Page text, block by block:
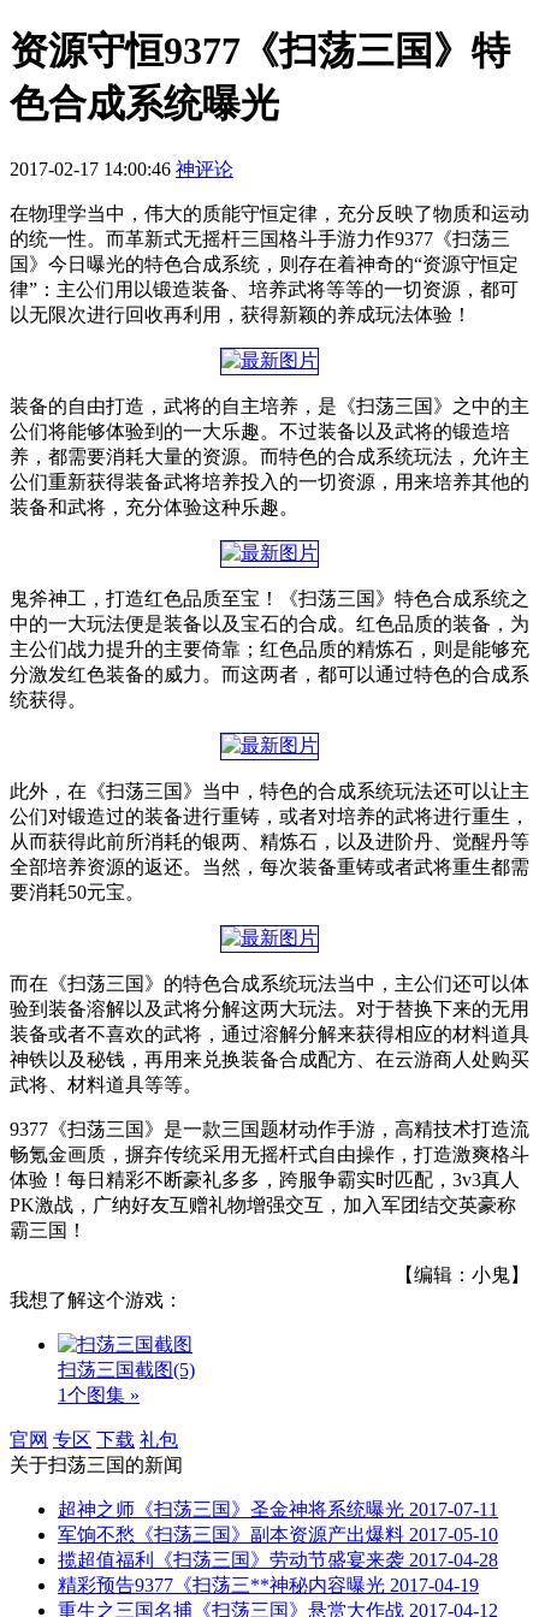
资源守恒9377《扫荡三国》特
色合成系统曝光
2017-02-17 14:00:46 神评论
在物理学当中，伟大的质能守恒定律，充分反映了物质和运动
的统一性。而革新式无摇杆三国格斗手游力作9377《扫荡三
国》今日曝光的特色合成系统，则存在着神奇的“资源守恒定
律”：主公们用以锻造装备、培养武将等等的一切资源，都可
以无限次进行回收再利用，获得新颖的养成玩法体验！
装备的自由打造，武将的自主培养，是《扫荡三国》之中的主
公们将能够体验到的一大乐趣。不过装备以及武将的锻造培
养，都需要消耗大量的资源。而特色的合成系统玩法，允许主
公们重新获得装备武将培养投入的一切资源，用来培养其他的
装备和武将，充分体验这种乐趣。
鬼斧神工，打造红色品质至宝！《扫荡三国》特色合成系统之
中的一大玩法便是装备以及宝石的合成。红色品质的装备，为
主公们战力提升的主要倚靠；红色品质的精炼石，则是能够充
分激发红色装备的威力。而这两者，都可以通过特色的合成系
统获得。
此外，在《扫荡三国》当中，特色的合成系统玩法还可以让主
公们对锻造过的装备进行重铸，或者对培养的武将进行重生，
从而获得此前所消耗的银两、精炼石，以及进阶丹、觉醒丹等
全部培养资源的返还。当然，每次装备重铸或者武将重生都需
要消耗50元宝。
而在《扫荡三国》的特色合成系统玩法当中，主公们还可以体
验到装备溶解以及武将分解这两大玩法。对于替换下来的无用
装备或者不喜欢的武将，通过溶解分解来获得相应的材料道具
神铁以及秘钱，再用来兑换装备合成配方、在云游商人处购买
武将、材料道具等等。
9377《扫荡三国》是一款三国题材动作手游，高精技术打造流
畅氪金画质，摒弃传统采用无摇杆式自由操作，打造激爽格斗
体验！每日精彩不断豪礼多多，跨服争霸实时匹配，3v3真人
PK激战，广纳好友互赠礼物增强交互，加入军团结交英豪称
霸三国！
【编辑：小鬼】
我想了解这个游戏：
扫荡三国截图(5)
1个图集 »
官网 专区 下载 礼包
关于扫荡三国的新闻
超神之师《扫荡三国》圣金神将系统曝光 2017-07-11
军饷不愁《扫荡三国》副本资源产出爆料 2017-05-10
揽超值福利《扫荡三国》劳动节盛宴来袭 2017-04-28
精彩预告9377《扫荡三**神秘内容曝光 2017-04-19
重生之三国名捕《扫荡三国》悬赏大作战 2017-04-12